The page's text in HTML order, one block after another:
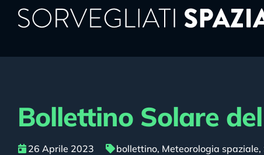
Bollettino Solare
26 Aprile 2023 bollettino, Meteorologia spaziale,